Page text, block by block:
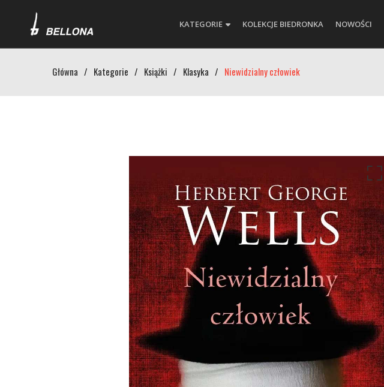
KATEGORIE KOLEKCJE BIEDRONKA NOWOŚCI
Główna / Kategorie / Książki / Klasyka / Niewidzialny człowiek